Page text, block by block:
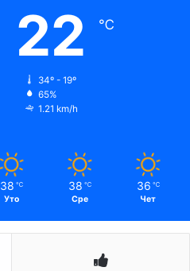
22 ℃
34º - 19º
65%
1.21 km/h
38 ℃
Уто
38 ℃
Сре
36 ℃
Чет